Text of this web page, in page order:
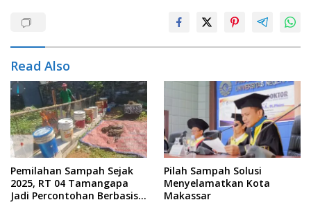
Read Also
Pemilahan Sampah Sejak
2025, RT 04 Tamangapa
Jadi Percontohan Berbasis
Pilah Sampah Solusi
Menyelamatkan Kota
Makassar